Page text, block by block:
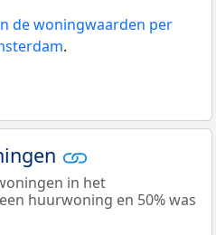
de woningwaarden per
.
in het
huurwoning en 50% was